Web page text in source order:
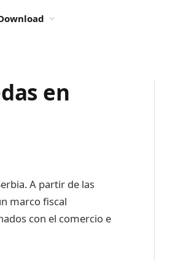
en
A partir de las
marco fiscal
con el comercio e